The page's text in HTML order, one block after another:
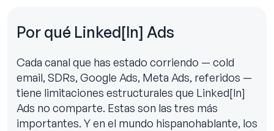
Por qué Linked[ln] Ads
Cada canal que has estado corriendo — cold
email, SDRs, Google Ads, Meta Ads, referidos —
tiene limitaciones estructurales que Linked[ln]
Ads no comparte. Estas son las tres más
importantes. Y en el mundo hispanohablante, los